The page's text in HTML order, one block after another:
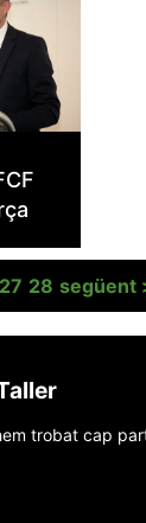
27 28 següent
trobat cap